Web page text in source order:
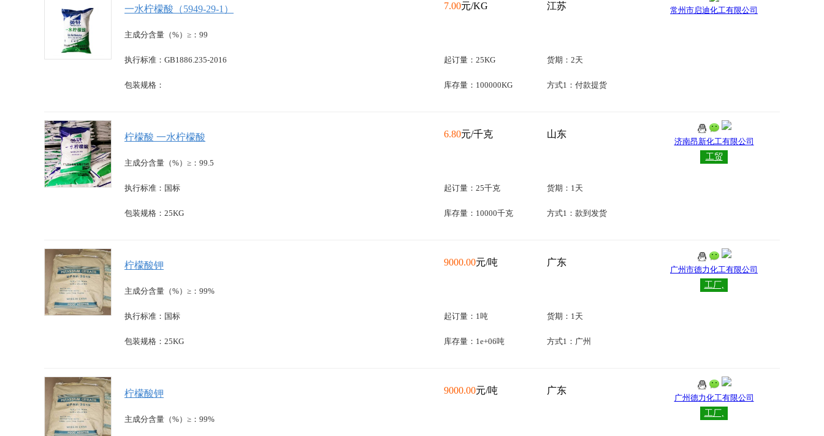
一水柠檬酸（5949-29-1）
主成分含量（%）≥：99
执行标准：GB1886.235-2016
包装规格：
7.00元/KG
起订量：25KG
库存量：100000KG
江苏
货期：2天
方式1：付款提货
常州市启迪化工有限公司
柠檬酸 一水柠檬酸
主成分含量（%）≥：99.5
执行标准：国标
包装规格：25KG
6.80元/千克
起订量：25千克
库存量：10000千克
山东
货期：1天
方式1：款到发货
济南昂新化工有限公司
工贸
柠檬酸钾
主成分含量（%）≥：99%
执行标准：国标
包装规格：25KG
9000.00元/吨
起订量：1吨
库存量：1e+06吨
广东
货期：1天
方式1：广州
广州市德力化工有限公司
工厂,
柠檬酸钾
主成分含量（%）≥：99%
9000.00元/吨 广东
广州德力化工有限公司
工厂,